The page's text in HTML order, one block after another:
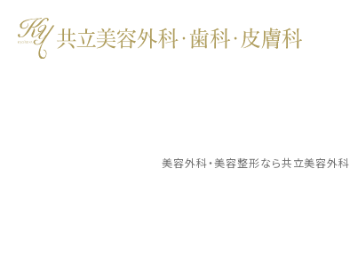
美容外科・美容整形なら共立美容外科